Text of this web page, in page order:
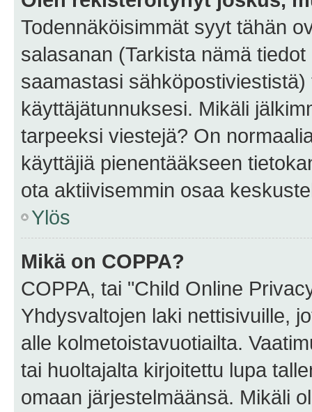
Todennäköisimmät syyt tähän
salasanan (Tarkista nämä
saamastasi
käyttäjätunnuksesi. Mikäli
tarpeeksi viestejä? On
käyttäjiä pienentääkseen
ota aktiivisemmin osaa
Ylös
Mikä on COPPA?
COPPA, tai "Child Online
Yhdysvaltojen laki nettisivuille,
alle kolmetoistavuotiailta.
tai huoltajalta kirjoitettu lupa
omaan järjestelmäänsä. Mikäli